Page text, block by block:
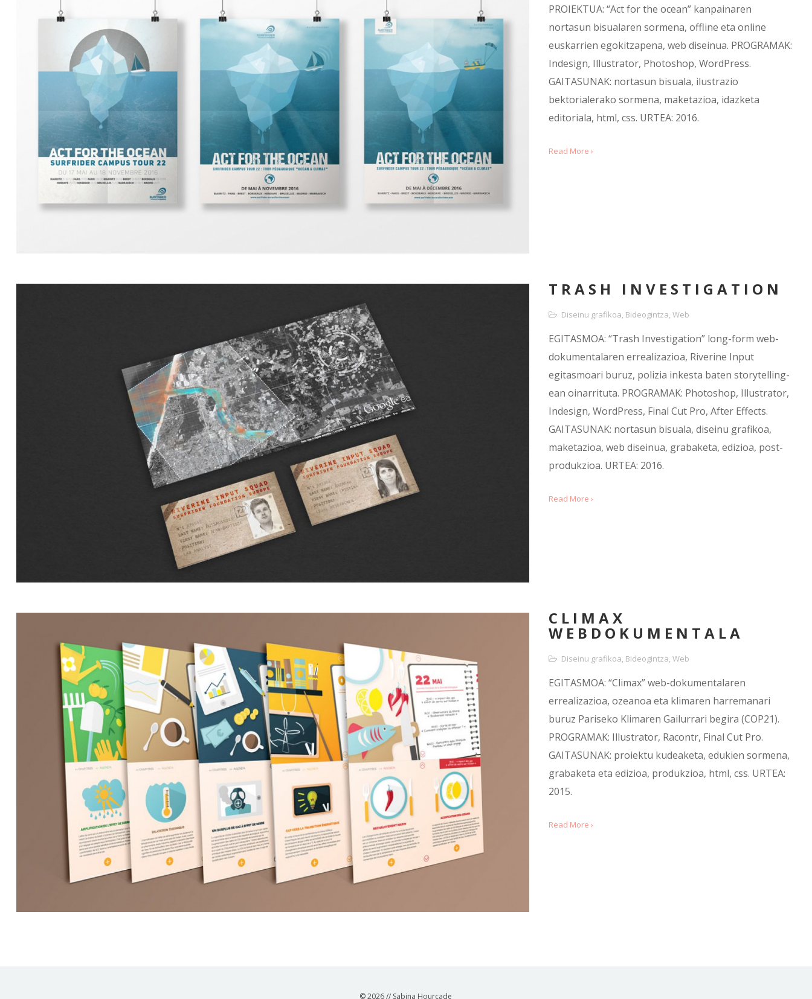
PROIEKTUA: “Act for the ocean” kanpainaren
nortasun bisualaren sormena, offline eta online
euskarrien egokitzapena, web diseinua. PROGRAMAK:
Indesign, Illustrator, Photoshop, WordPress.
GAITASUNAK: nortasun bisuala, ilustrazio
bektorialerako sormena, maketazioa, idazketa
editoriala, html, css. URTEA: 2016.
Read More ›
TRASH INVESTIGATION
Diseinu grafikoa, Bideogintza,Web
EGITASMOA: “Trash Investigation” long-form web-
dokumentalaren errealizazioa, Riverine Input
egitasmoari buruz, polizia inkesta baten storytelling-
ean oinarrituta. PROGRAMAK: Photoshop, Illustrator,
Indesign, WordPress, Final Cut Pro, After Effects.
GAITASUNAK: nortasun bisuala, diseinu grafikoa,
maketazioa, web diseinua, grabaketa, edizioa, post-
produkzioa. URTEA: 2016.
Read More ›
CLIMAX
WEBDOKUMENTALA
Diseinu grafikoa, Bideogintza,Web
EGITASMOA: “Climax” web-dokumentalaren
errealizazioa, ozeanoa eta klimaren harremanari
buruz Pariseko Klimaren Gailurrari begira (COP21).
PROGRAMAK: Illustrator, Racontr, Final Cut Pro.
GAITASUNAK: proiektu kudeaketa, edukien sormena,
grabaketa eta edizioa, produkzioa, html, css. URTEA:
2015.
Read More ›